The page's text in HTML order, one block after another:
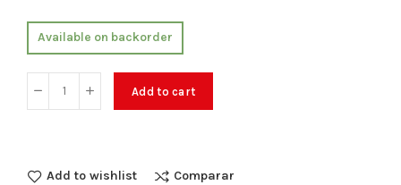
Available on backorder
Add to cart
Add to wishlist Comparar